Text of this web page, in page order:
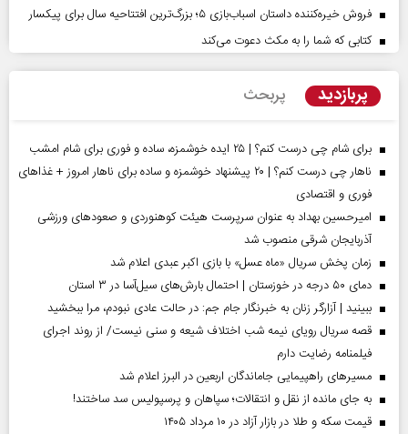
فروش خیره‌کننده داستان اسباب‌بازی ۵؛ بزرگ‌ترین افتتاحیه سال برای پیکسار
کتابی که شما را به مکث دعوت می‌کند
پربازدید پربحث
برای شام چی درست کنم؟ | ۲۵ ایده خوشمزه، ساده و فوری برای شام امشب
ناهار چی درست کنم؟ | ۲۰ پیشنهاد خوشمزه و ساده برای ناهار امروز + غذاهای
فوری و اقتصادی
امیرحسین بهداد به عنوان سرپرست هیئت کوهنوردی و صعودهای ورزشی
آذربایجان شرقی منصوب شد
زمان پخش سریال «ماه عسل» با بازی اکبر عبدی اعلام شد
دمای ۵۰ درجه در خوزستان | احتمال بارش‌های سیل‌آسا در ۳ استان
ببینید | آزارگر زنان به خبرنگار جام جم: در حالت عادی نبودم، مرا ببخشید
قصه سریال رویای نیمه شب اختلاف شیعه و سنی نیست/ از روند اجرای
فیلمنامه رضایت دارم
مسیر‌های راهپیمایی جاماندگان اربعین در البرز اعلام شد
به جای مانده از نقل و انتقالات؛ سپاهان و پرسپولیس سد ساختند!
قیمت سکه و طلا در بازار آزاد در ۱۰ مرداد ۱۴۰۵